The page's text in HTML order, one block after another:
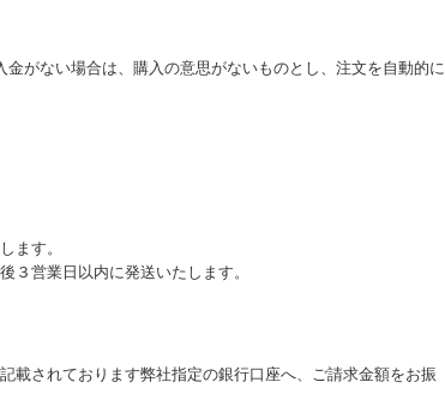
がない場合は、購入の意思がないものとし、注文を自動的に
ます。
３営業日以内に発送いたします。
載されております弊社指定の銀行口座へ、ご請求金額をお振